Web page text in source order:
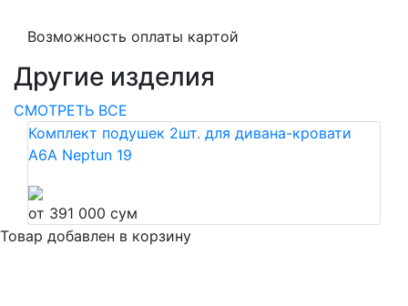
Возможность оплаты картой
Другие изделия
СМОТРЕТЬ ВСЕ
Комплект подушек 2шт. для дивана-кровати
A6A Neptun 19
от 391 000 сум
Товар добавлен в корзину